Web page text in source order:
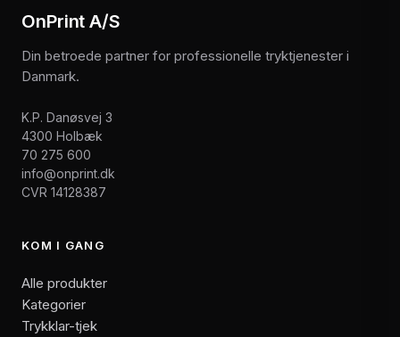
OnPrint A/S
Din betroede partner for professionelle tryktjenester i
Danmark.
K.P. Danøsvej 3
4300 Holbæk
70 275 600
info@onprint.dk
CVR 14128387
KOM I GANG
Alle produkter
Kategorier
Trykklar-tjek